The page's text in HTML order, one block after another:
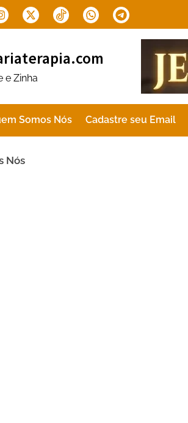
X.com Tiktok WhatsAppTelegram
e Zinha
Somos Nós Cadastre seu Email
Nós